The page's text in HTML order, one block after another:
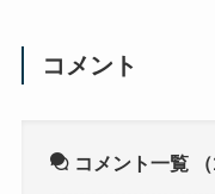
コメント
コメント一覧